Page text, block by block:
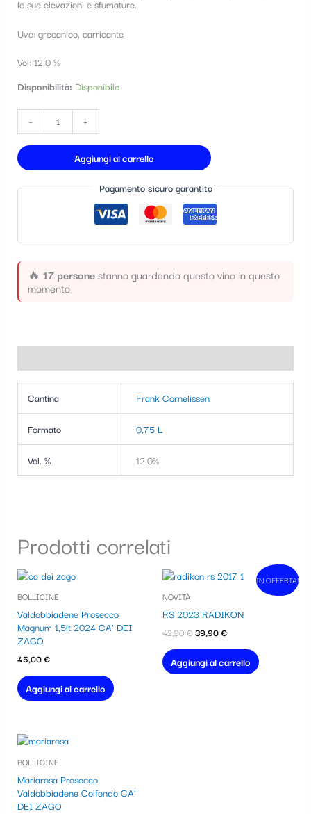
le sue elevazioni e sfumature.
Uve: grecanico, carricante
Vol: 12,0 %
Disponibilità: Disponibile
- +
Aggiungi al carrello
Pagamento sicuro garantito
🔥 17 personestanno guardando questo vino in questo
momento
Cantina Frank Cornelissen
Formato 0,75 L
Vol. % 12,0%
Prodotti correlati
BOLLICINE
Valdobbiadene Prosecco
Magnum 1,5lt 2024 CA’ DEI
ZAGO
45,00€
Aggiungi al carrello
In vendita!
IN OFFERTA!
NOVITÀ
RS 2023 RADIKON
42,90€
Il
era:
39,90€
Il
è:
Aggiungi al carrello
BOLLICINE
Mariarosa Prosecco
Valdobbiadene Colfondo CA’
DEI ZAGO
i
a